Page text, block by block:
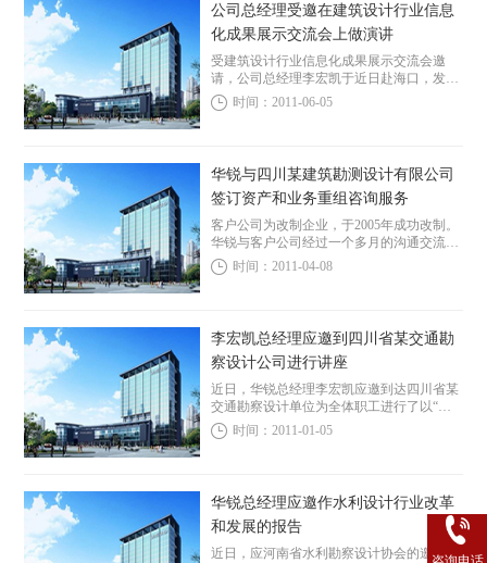
公司总经理受邀在建筑设计行业信息
化成果展示交流会上做演讲
受建筑设计行业信息化成果展示交流会邀
请，公司总经理李宏凯于近日赴海口，发表
了行业发展趋势和企业管理变革的演讲。本
次论坛共有来自各地专家、院长150余人，
时间：2011-06-05
华锐与四川某建筑勘测设计有限公司
签订资产和业务重组咨询服务
客户公司为改制企业，于2005年成功改制。
华锐与客户公司经过一个多月的沟通交流，
提出了资产和经营分离的基本思路，得到了
客户公司的充分认同。本服务咨询主要由公
时间：2011-04-08
李宏凯总经理应邀到四川省某交通勘
察设计公司进行讲座
近日，华锐总经理李宏凯应邀到达四川省某
交通勘察设计单位为全体职工进行了以“勘
察设计单位经营管理和可持续发展”为主题
的讲座。本设计单位在去年用了很短的时间
时间：2011-01-05
华锐总经理应邀作水利设计行业改革
和发展的报告
近日，应河南省水利勘察设计协会的邀请，